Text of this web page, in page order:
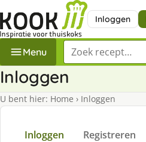
Inloggen
Menu Zoek een recept
Inloggen
U bent hier: Home › Inloggen
Inloggen Registreren